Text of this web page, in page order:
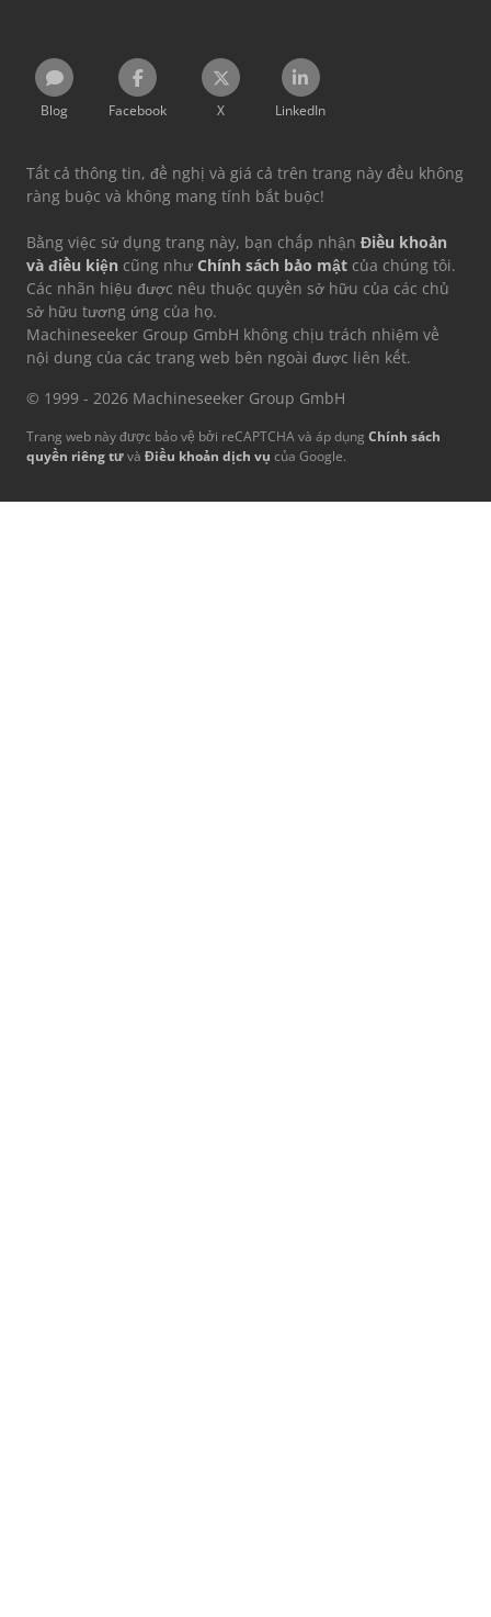
Blog Facebook X LinkedIn
Tất cả thông tin, đề nghị và giá cả trên trang này đều không
ràng buộc và không mang tính bắt buộc!
Bằng việc sử dụng trang này, bạn chấp nhận Điều khoản
và điều kiện cũng như Chính sách bảo mật của chúng tôi.
Các nhãn hiệu được nêu thuộc quyền sở hữu của các chủ
sở hữu tương ứng của họ.
Machineseeker Group GmbH không chịu trách nhiệm về
nội dung của các trang web bên ngoài được liên kết.
© 1999 - 2026 Machineseeker Group GmbH
Trang web này được bảo vệ bởi reCAPTCHA và áp dụng Chính sách
quyền riêng tưvà Điều khoản dịch vụ của Google.